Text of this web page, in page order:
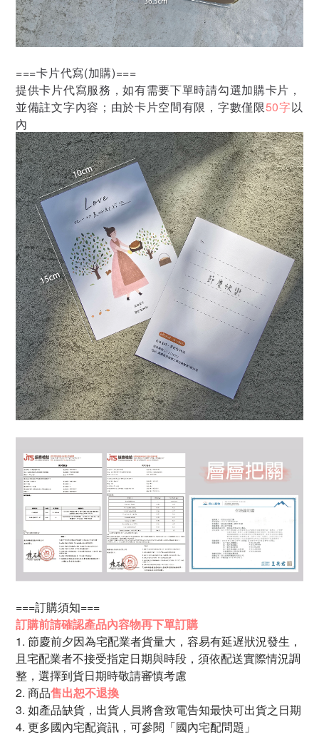
===卡片代寫(加購)===
提供卡片代寫服務，如有需要下單時請勾選加購卡片，
並備註文字內容；由於卡片空間有限，字數僅限50字以
內
===訂購須知===
訂購前請確認產品內容物再下單訂購
1. 節慶前夕因為宅配業者貨量大，容易有延遅狀況發生，
且宅配業者不接受指定日期與時段，須依配送實際情況調
整，選擇到貨日期時敬請審慎考慮
2. 商品售出恕不退換
3. 如產品缺貨，出貨人員將會致電告知最快可出貨之日期
4. 更多國內宅配資訊，可參閱「國內宅配問題 」